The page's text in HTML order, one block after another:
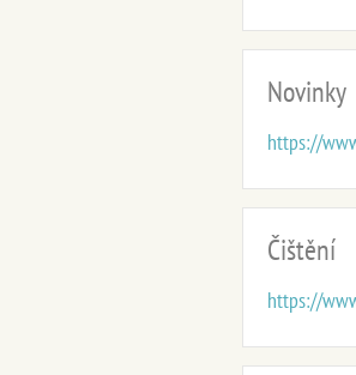
Novinky
https://
Čištění
https://